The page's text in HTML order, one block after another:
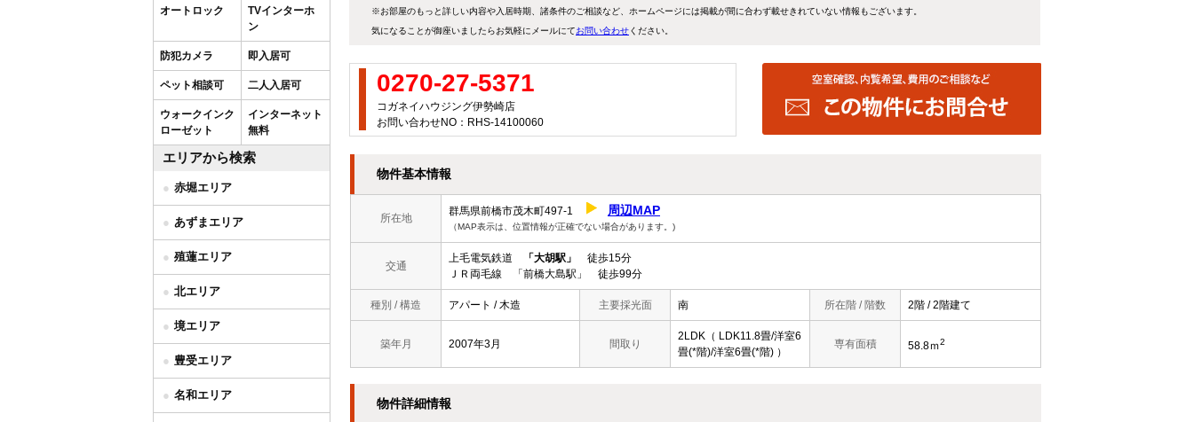
※お部屋のもっと詳しい内容や入居時期、諸条件のご相談など、ホームページには掲載が間に合わず載せきれていない情報もございます。
気になることが御座いましたらお気軽にメールにてお問い合わせください。
0270-27-5371
コガネイハウジング伊勢崎店
お問い合わせNO：RHS-14100060
物件基本情報
所在地
群馬県前橋市茂木町497-1 周辺MAP
（MAP表示は、位置情報が正確でない場合があります。)
交通
上毛電気鉄道 「大胡駅」
徒歩15分
ＪＲ両毛線 「前橋大島駅」 徒歩99分
種別 / 構造 アパート / 木造 主要採光面 南 所在階 / 階数 2階 / 2階建て
築年月 2007年3月 間取り
2LDK（ LDK11.8畳/洋室6
畳(*階)/洋室6畳(*階) ）
専有面積 58.8ｍ2
物件詳細情報
オートロック
TVインターホ
ン
防犯カメラ 即入居可
ペット相談可 二人入居可
ウォークインク
ローゼット
インターネット
無料
エリアから検索
赤堀エリア
あずまエリア
殖蓮エリア
北エリア
境エリア
豊受エリア
名和エリア